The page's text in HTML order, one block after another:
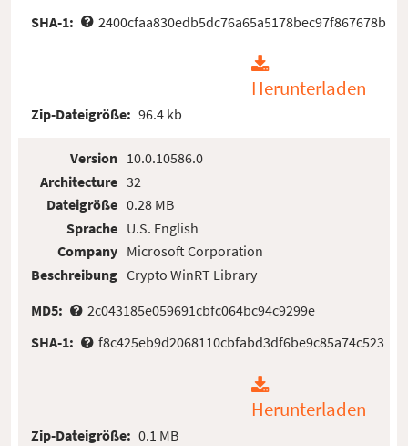
SHA-1:
2400cfaa830edb5dc76a65a5178bec97f867678b
Herunterladen
Zip-Dateigröße: 96.4 kb
Version
Architecture
Dateigröße
Sprache
Company
Beschreibung
10.0.10586.0
32
0.28 MB
U.S. English
Microsoft Corporation
Crypto WinRT Library
MD5:
2c043185e059691cbfc064bc94c9299e
SHA-1:
f8c425eb9d2068110cbfabd3df6be9c85a74c523
Herunterladen
Zip-Dateigröße: 0.1 MB